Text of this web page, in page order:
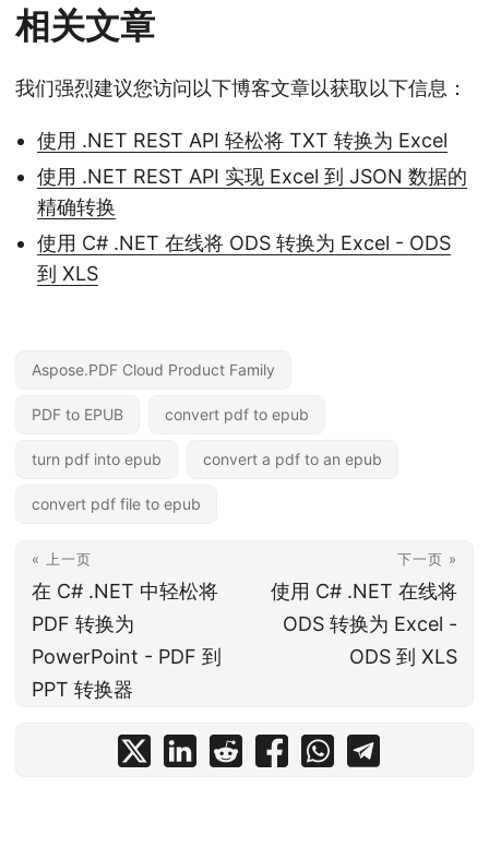
相关文章
我们强烈建议您访问以下博客文章以获取以下信息：
使用 .NET REST API 轻松将 TXT 转换为 Excel
使用 .NET REST API 实现 Excel 到 JSON 数据的
精确转换
使用 C# .NET 在线将 ODS 转换为 Excel - ODS
到 XLS
Aspose.PDF Cloud Product Family
PDF to EPUB convert pdf to epub
turn pdf into epub convert a pdf to an epub
convert pdf file to epub
« 上一页
在 C# .NET 中轻松将
PDF 转换为
PowerPoint - PDF 到
PPT 转换器
下一页 »
使用 C# .NET 在线将
ODS 转换为 Excel -
ODS 到 XLS